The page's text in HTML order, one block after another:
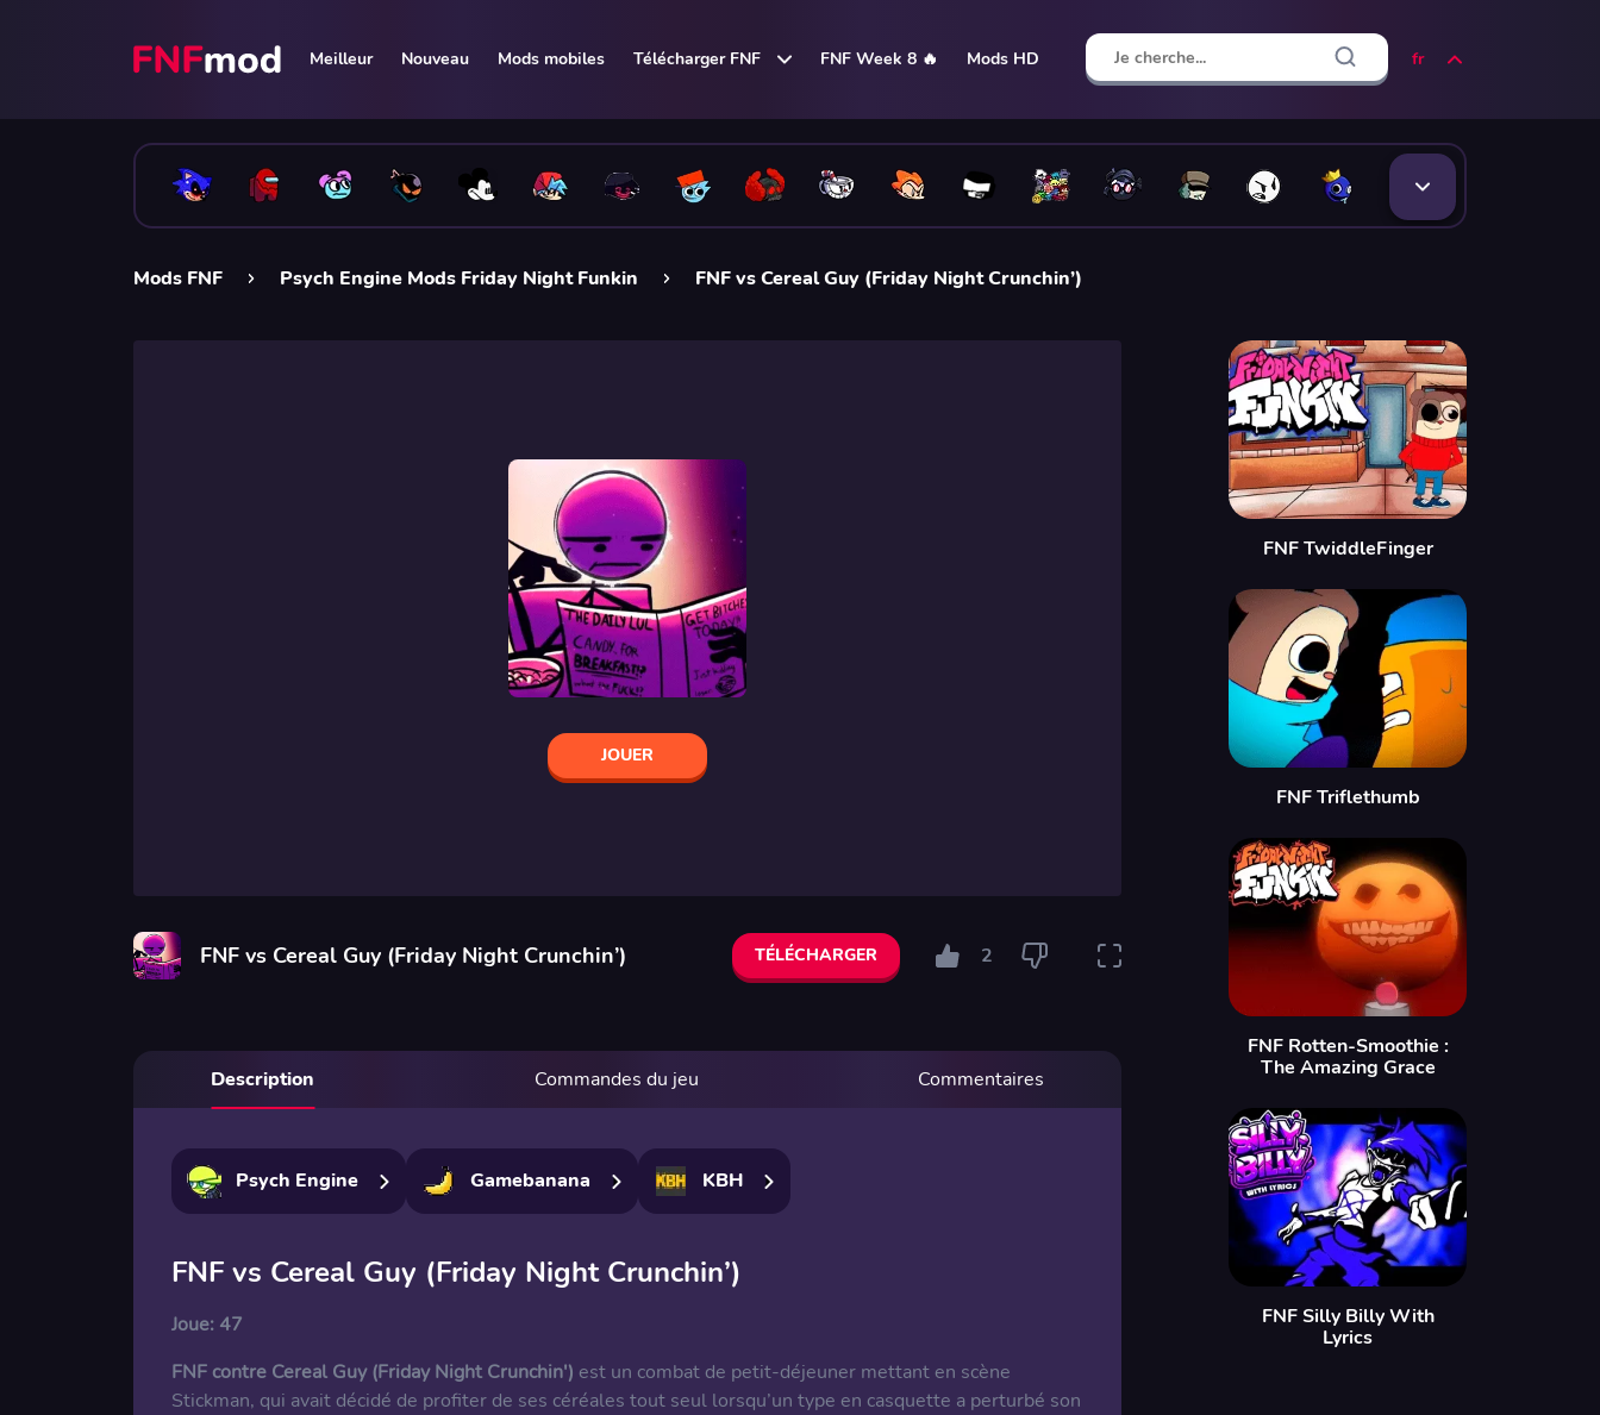
Meilleur Nouveau Mods mobiles Télécharger FNF FNF Week 8 🔥 Mods HD fr
Mods FNF Psych Engine Mods Friday Night Funkin FNF vs Cereal Guy (Friday Night Crunchin’)
JOUER
FNF vs Cereal Guy (Friday Night Crunchin’) TÉLÉCHARGER 2
Description Commandes du jeu Commentaires
Psych Engine Gamebanana KBH
FNF vs Cereal Guy (Friday Night Crunchin’)
Joue: 47
FNF contre Cereal Guy (Friday Night Crunchin') est un combat de petit-déjeuner mettant en scène
Stickman, qui avait décidé de profiter de ses céréales tout seul lorsqu’un type en casquette a perturbé son
FNF TwiddleFinger
FNF Triflethumb
FNF Rotten-Smoothie :
The Amazing Grace
FNF Silly Billy With
Lyrics